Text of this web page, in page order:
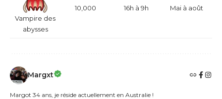
Vampire des
abysses
10,000 16h à 9h Mai à août
Margxt
Margot 34 ans, je réside actuellement en Australie !